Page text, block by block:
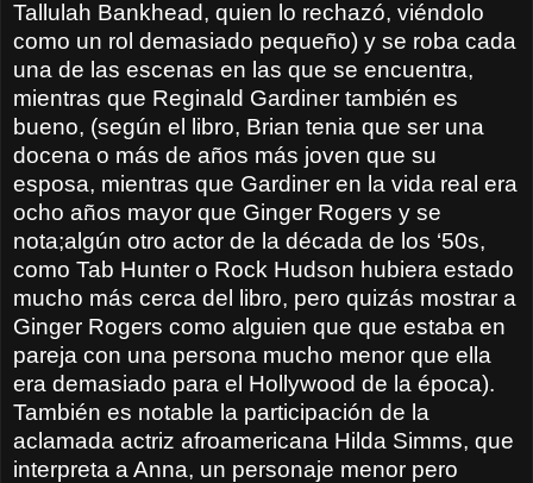
Tallulah Bankhead, quien lo rechazó, viéndolo
como un rol demasiado pequeño) y se roba cada
una de las escenas en las que se encuentra,
mientras que Reginald Gardiner también es
bueno, (según el libro, Brian tenia que ser una
docena o más de años más joven que su
esposa, mientras que Gardiner en la vida real era
ocho años mayor que Ginger Rogers y se
nota;algún otro actor de la década de los ‘50s,
como Tab Hunter o Rock Hudson hubiera estado
mucho más cerca del libro, pero quizás mostrar a
Ginger Rogers como alguien que que estaba en
pareja con una persona mucho menor que ella
era demasiado para el Hollywood de la época).
También es notable la participación de la
aclamada actriz afroamericana Hilda Simms, que
interpreta a Anna, un personaje menor pero